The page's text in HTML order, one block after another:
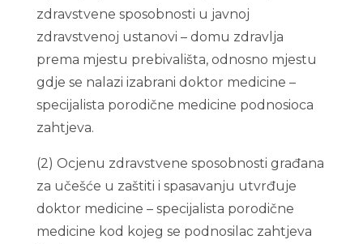
zdravstvene sposobnosti u javnoj
zdravstvenoj ustanovi – domu zdravlja
prema mjestu prebivališta, odnosno mjestu
gdje se nalazi izabrani doktor medicine –
specijalista porodične medicine podnosioca
zahtjeva.
(2) Ocjenu zdravstvene sposobnosti građana
za učešće u zaštiti i spasavanju utvrđuje
doktor medicine – specijalista porodične
medicine kod kojeg se podnosilac zahtjeva